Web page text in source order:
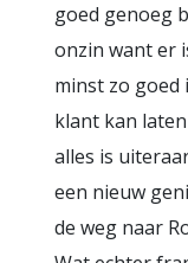
goed genoeg
onzin want er
minst zo goed
klant kan
alles is
een nieuw
de weg naar